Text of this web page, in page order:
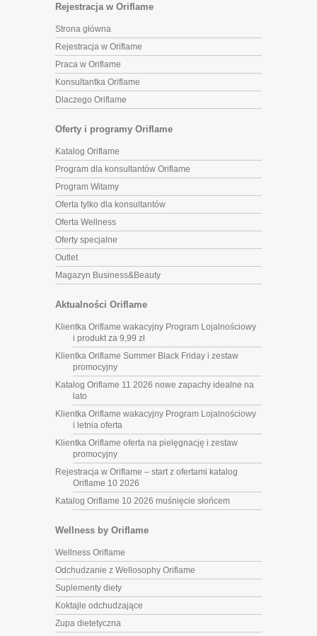
Rejestracja w Oriflame
Strona główna
Rejestracja w Oriflame
Praca w Oriflame
Konsultantka Oriflame
Dlaczego Oriflame
Oferty i programy Oriflame
Katalog Oriflame
Program dla konsultantów Oriflame
Program Witamy
Oferta tylko dla konsultantów
Oferta Wellness
Oferty specjalne
Outlet
Magazyn Business&Beauty
Aktualności Oriflame
Klientka Oriflame wakacyjny Program Lojalnościowy
i produkt za 9,99 zł
Klientka Oriflame Summer Black Friday i zestaw
promocyjny
Katalog Oriflame 11 2026 nowe zapachy idealne na
lato
Klientka Oriflame wakacyjny Program Lojalnościowy
i letnia oferta
Klientka Oriflame oferta na pielęgnację i zestaw
promocyjny
Rejestracja w Oriflame – start z ofertami katalog
Oriflame 10 2026
Katalog Oriflame 10 2026 muśnięcie słońcem
Wellness by Oriflame
Wellness Oriflame
Odchudzanie z Wellosophy Oriflame
Suplementy diety
Koktajle odchudzające
Zupa dietetyczna